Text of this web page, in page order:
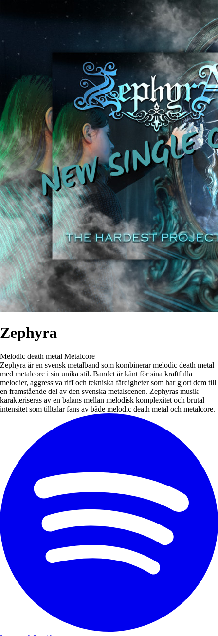
Zephyra
Melodic death metal Metalcore
Zephyra är en svensk metalband som kombinerar melodic death metal
med metalcore i sin unika stil. Bandet är känt för sina kraftfulla
melodier, aggressiva riff och tekniska färdigheter som har gjort dem till
en framstående del av den svenska metalscenen. Zephyras musik
karakteriseras av en balans mellan melodisk komplexitet och brutal
intensitet som tilltalar fans av både melodic death metal och metalcore.